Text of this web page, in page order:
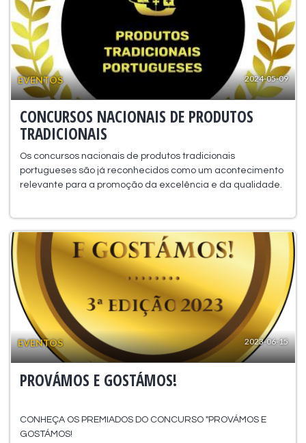
EVENTOS 2024-05-09
CONCURSOS NACIONAIS DE PRODUTOS
TRADICIONAIS
Os concursos nacionais de produtos tradicionais
portugueses são já reconhecidos como um acontecimento
relevante para a promoção da excelência e da qualidade.
EVENTOS 2023-06-15
PROVÁMOS E GOSTÁMOS!
CONHEÇA OS PREMIADOS DO CONCURSO "PROVÁMOS E
GOSTÁMOS!